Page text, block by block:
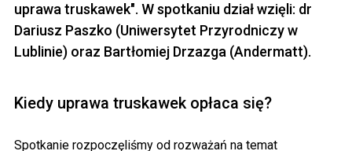
uprawa truskawek". W spotkaniu dział wzięli: dr
Dariusz Paszko (Uniwersytet Przyrodniczy w
Lublinie) oraz Bartłomiej Drzazga (Andermatt).
Kiedy uprawa truskawek opłaca się?
Spotkanie rozpoczęliśmy od rozważań na temat